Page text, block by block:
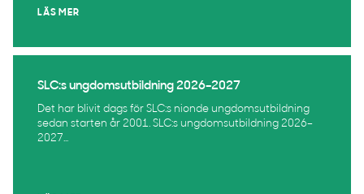
LÄS MER
SLC:s ungdomsutbildning 2026–2027
Det har blivit dags för SLC:s nionde ungdomsutbildning
sedan starten år 2001. SLC:s ungdomsutbildning 2026–
2027...